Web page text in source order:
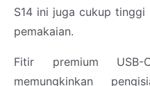
S14 ini juga cukup tinggi
pemakaian.
Fitir premium
memungkinkan